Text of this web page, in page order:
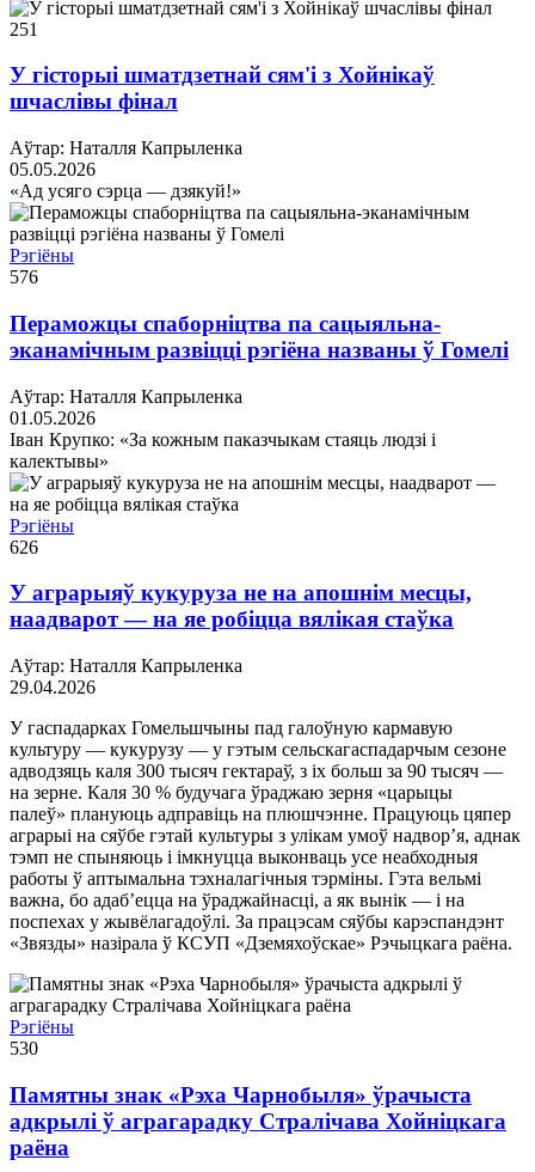
251
У гісторыі шматдзетнай сям'і з Хойнікаў
шчаслівы фінал
Аўтар: Наталля Капрыленка
05.05.2026
«Ад усяго сэрца — дзякуй!»
Рэгіёны
576
Пераможцы спаборніцтва па сацыяльна-
эканамічным развіцці рэгіёна названы ў Гомелі
Аўтар: Наталля Капрыленка
01.05.2026
Іван Крупко: «За кожным паказчыкам стаяць людзі і
калектывы»
Рэгіёны
626
У аграрыяў кукуруза не на апошнім месцы,
наадварот — на яе робіцца вялікая стаўка
Аўтар: Наталля Капрыленка
29.04.2026
У гаспадарках Гомельшчыны пад галоўную кармавую
культуру — кукурузу — у гэтым сельскагаспадарчым сезоне
адводзяць каля 300 тысяч гектараў, з іх больш за 90 тысяч —
на зерне. Каля 30 % будучага ўраджаю зерня «царыцы
палеў» плануюць адправіць на плюшчэнне. Працуюць цяпер
аграрыі на сяўбе гэтай культуры з улікам умоў надвор’я, аднак
тэмп не спыняюць і імкнуцца выконваць усе неабходныя
работы ў аптымальна тэхналагічныя тэрміны. Гэта вельмі
важна, бо адаб’ецца на ўраджайнасці, а як вынік — і на
поспехах у жывёлагадоўлі. За працэсам сяўбы карэспандэнт
«Звязды» назірала ў КСУП «Дземяхоўскае» Рэчыцкага раёна.
Рэгіёны
530
Памятны знак «Рэха Чарнобыля» ўрачыста
адкрылі ў аграгарадку Стралічава Хойніцкага
раёна